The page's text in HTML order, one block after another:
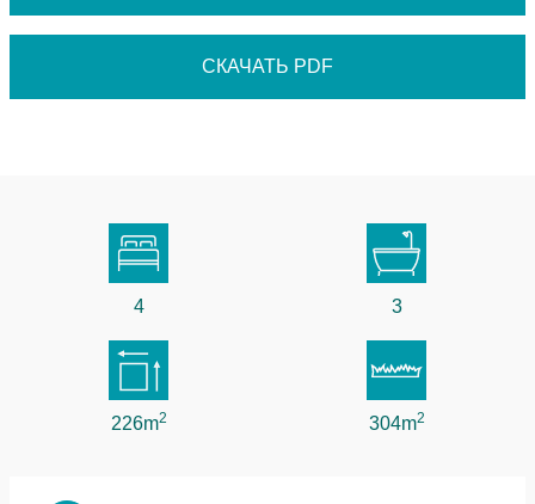
СКАЧАТЬ PDF
4 3
226m2 304m2